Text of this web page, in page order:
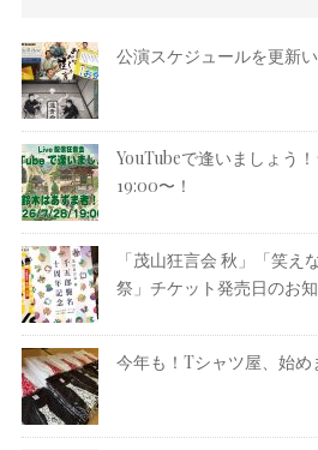
公演スケジュールを更新い
YouTubeで逢いましょう！
19:00〜！
「茂山狂言会 秋」「笑え
祭」チケット発売日のお知
今年も！Tシャツ屋、始め